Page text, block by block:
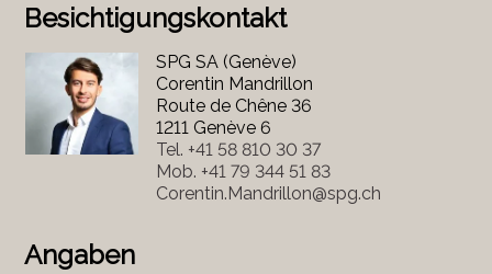
Besichtigungskontakt
SPG SA (Genève)
Corentin Mandrillon
Route de Chêne 36
1211 Genève 6
Tel. +41 58 810 30 37
Mob. +41 79 344 51 83
Corentin.Mandrillon@spg.ch
Angaben